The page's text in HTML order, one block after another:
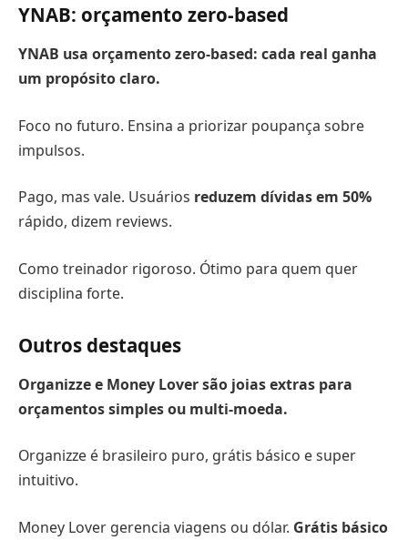
YNAB: orçamento zero-based
YNAB usa orçamento zero-based: cada real ganha
um propósito claro.
Foco no futuro. Ensina a priorizar poupança sobre
impulsos.
Pago, mas vale. Usuários reduzem dívidas em 50%
rápido, dizem reviews.
Como treinador rigoroso. Ótimo para quem quer
disciplina forte.
Outros destaques
Organizze e Money Lover são joias extras para
orçamentos simples ou multi-moeda.
Organizze é brasileiro puro, grátis básico e super
intuitivo.
Money Lover gerencia viagens ou dólar. Grátis básico